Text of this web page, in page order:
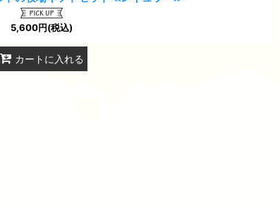
5,600円(税込)
カートに入れる